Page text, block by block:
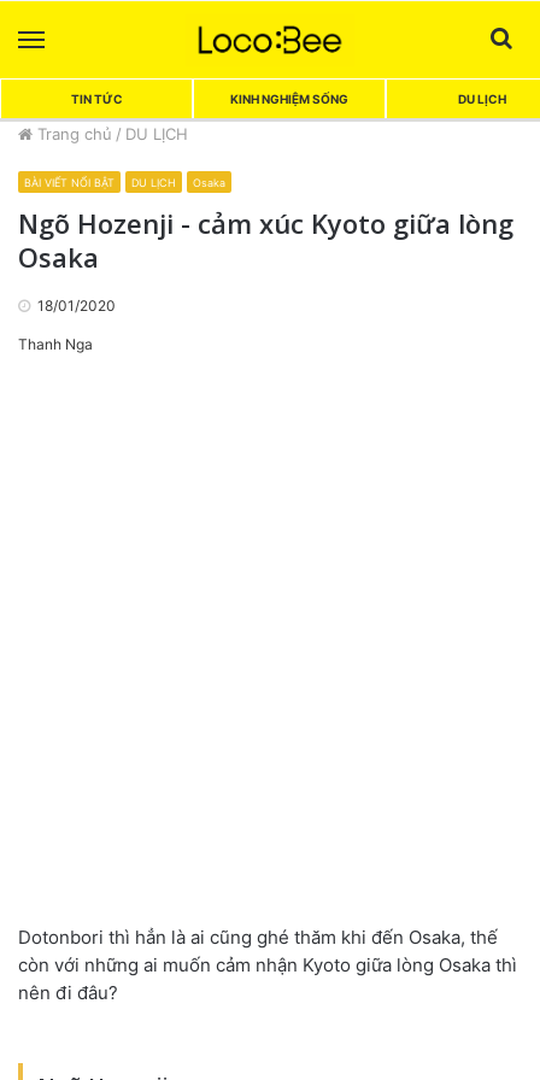
TIN TỨC KINH NGHIỆM SỐNG DU LỊCH
Trang chủ / DU LỊCH
BÀI VIẾT NỔI BẬT DU LỊCH Osaka
Ngõ Hozenji - cảm xúc Kyoto giữa lòng
Osaka
18/01/2020
Thanh Nga
Dotonbori thì hẳn là ai cũng ghé thăm khi đến Osaka, thế
còn với những ai muốn cảm nhận Kyoto giữa lòng Osaka thì
nên đi đâu?